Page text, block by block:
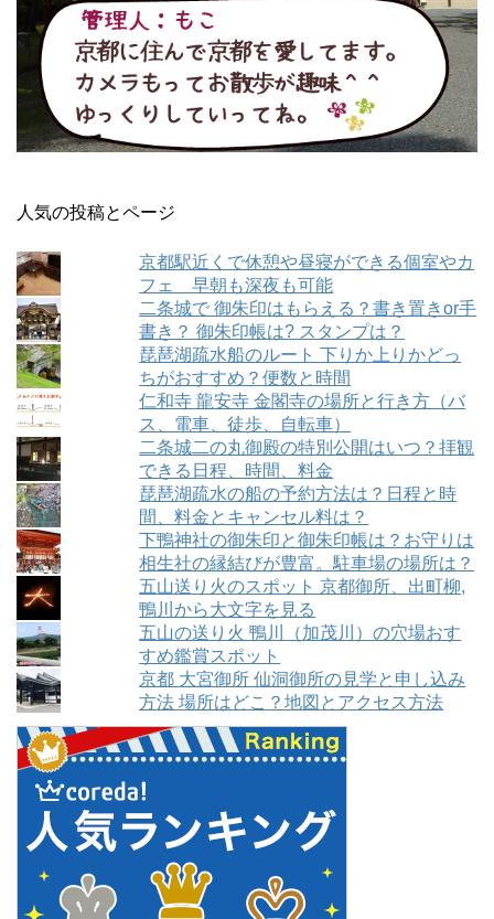
人気の投稿とページ
京都駅近くで休憩や昼寝ができる個室やカ
フェ 早朝も深夜も可能
二条城で 御朱印はもらえる？書き置きor手
書き？ 御朱印帳は? スタンプは？
琵琶湖疏水船のルート 下りか上りかどっ
ちがおすすめ？便数と時間
仁和寺 龍安寺 金閣寺の場所と行き方（バ
ス、電車、徒歩、自転車）
二条城二の丸御殿の特別公開はいつ？拝観
できる日程、時間、料金
琵琶湖疏水の船の予約方法は？日程と時
間、料金とキャンセル料は？
下鴨神社の御朱印と御朱印帳は？お守りは
相生社の縁結びが豊富。駐車場の場所は？
五山送り火のスポット 京都御所、出町柳,
鴨川から大文字を見る
五山の送り火 鴨川（加茂川）の穴場おす
すめ鑑賞スポット
京都 大宮御所 仙洞御所の見学と申し込み
方法 場所はどこ？地図とアクセス方法